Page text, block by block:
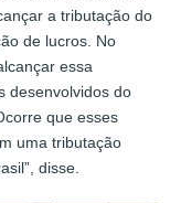
a tributação do
de lucros. No
essa
desenvolvidos do
que esses
uma tributação
disse.